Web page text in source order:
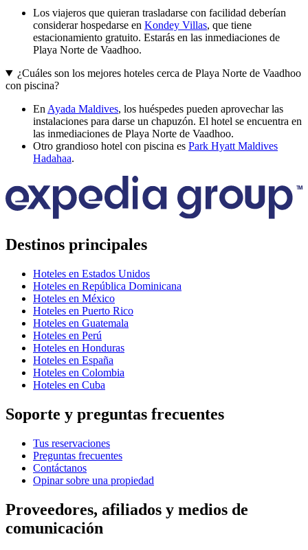
Los viajeros que quieran trasladarse con facilidad deberían
considerar hospedarse en Kondey Villas, que tiene
estacionamiento gratuito. Estarás en las inmediaciones de
Playa Norte de Vaadhoo.
¿Cuáles son los mejores hoteles cerca de Playa Norte de Vaadhoo
con piscina?
En Ayada Maldives, los huéspedes pueden aprovechar las
instalaciones para darse un chapuzón. El hotel se encuentra en
las inmediaciones de Playa Norte de Vaadhoo.
Otro grandioso hotel con piscina es Park Hyatt Maldives
Hadahaa.
Destinos principales
Hoteles en Estados Unidos
Hoteles en República Dominicana
Hoteles en México
Hoteles en Puerto Rico
Hoteles en Guatemala
Hoteles en Perú
Hoteles en Honduras
Hoteles en España
Hoteles en Colombia
Hoteles en Cuba
Soporte y preguntas frecuentes
Tus reservaciones
Preguntas frecuentes
Contáctanos
Opinar sobre una propiedad
Proveedores, afiliados y medios de
comunicación